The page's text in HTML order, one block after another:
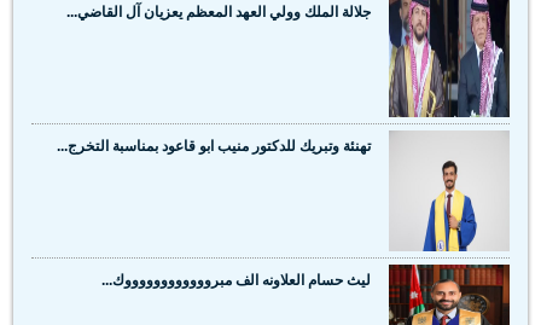
جلالة الملك وولي العهد المعظم يعزيان آل القاضي...
تهنئة وتبريك للدكتور منيب ابو قاعود بمناسبة التخرج...
ليث حسام العلاونه الف مبرووووووووووووك...